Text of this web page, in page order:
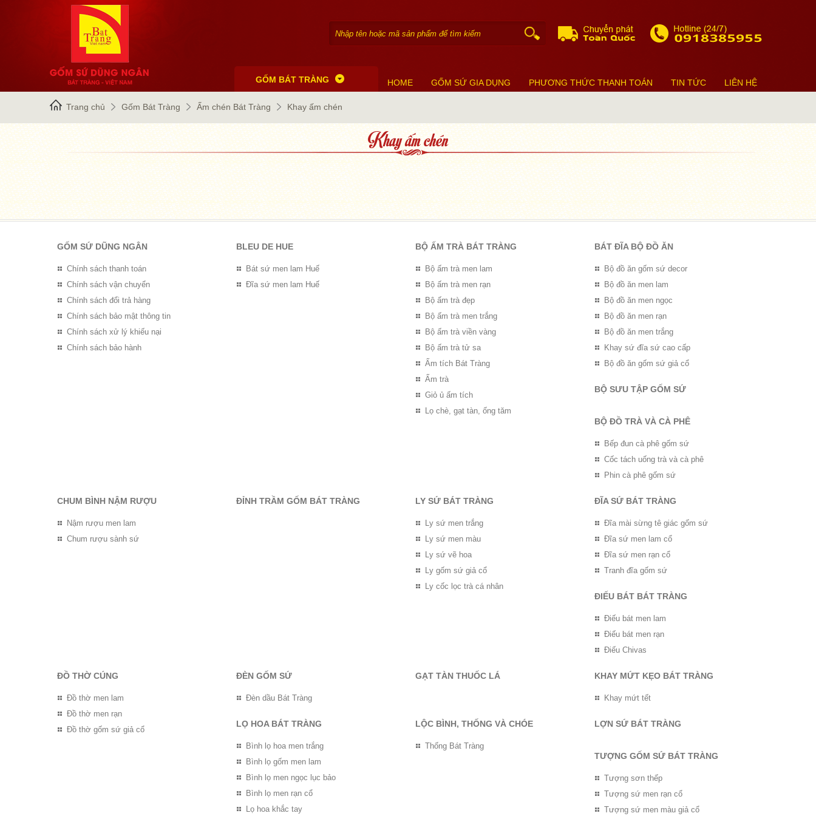
GỐM BÁT TRÀNG HOME GỐM SỨ GIA DỤNG PHƯƠNG THỨC THANH TOÁN TIN TỨC LIÊN HỆ
Trang chủ Gốm Bát Tràng Ấm chén Bát Tràng Khay ấm chén
Khay ấm chén
GỐM SỨ DŨNG NGÂN
Chính sách thanh toán
Chính sách vận chuyển
Chính sách đổi trả hàng
Chính sách bảo mật thông tin
Chính sách xử lý khiếu nại
Chính sách bảo hành
BLEU DE HUE
Bát sứ men lam Huế
Đĩa sứ men lam Huế
BỘ ẤM TRÀ BÁT TRÀNG
Bộ ấm trà men lam
Bộ ấm trà men rạn
Bộ ấm trà đẹp
Bộ ấm trà men trắng
Bộ ấm trà viền vàng
Bộ ấm trà tử sa
Ấm tích Bát Tràng
Ấm trà
Giỏ ủ ấm tích
Lọ chè, gạt tàn, ống tăm
BÁT ĐĨA BỘ ĐỒ ĂN
Bộ đồ ăn gốm sứ decor
Bộ đồ ăn men lam
Bộ đồ ăn men ngọc
Bộ đồ ăn men rạn
Bộ đồ ăn men trắng
Khay sứ đĩa sứ cao cấp
Bộ đồ ăn gốm sứ giả cổ
BỘ SƯU TẬP GỐM SỨ
BỘ ĐỒ TRÀ VÀ CÀ PHÊ
Bếp đun cà phê gốm sứ
Cốc tách uống trà và cà phê
Phin cà phê gốm sứ
CHUM BÌNH NẬM RƯỢU
Nậm rượu men lam
Chum rượu sành sứ
ĐỈNH TRẦM GỐM BÁT TRÀNG LY SỨ BÁT TRÀNG
Ly sứ men trắng
Ly sứ men màu
Ly sứ vẽ hoa
Ly gốm sứ giả cổ
Ly cốc lọc trà cá nhân
ĐĨA SỨ BÁT TRÀNG
Đĩa mài sừng tê giác gốm sứ
Đĩa sứ men lam cổ
Đĩa sứ men rạn cổ
Tranh đĩa gốm sứ
ĐIẾU BÁT BÁT TRÀNG
Điếu bát men lam
Điếu bát men rạn
Điếu Chivas
ĐỒ THỜ CÚNG
Đồ thờ men lam
Đồ thờ men rạn
Đồ thờ gốm sứ giả cổ
ĐÈN GỐM SỨ
Đèn dầu Bát Tràng
GẠT TÀN THUỐC LÁ KHAY MỨT KẸO BÁT TRÀNG
Khay mứt tết
LỌ HOA BÁT TRÀNG
Bình lọ hoa men trắng
Bình lọ gốm men lam
Bình lọ men ngọc lục bảo
Bình lọ men rạn cổ
Lọ hoa khắc tay
LỘC BÌNH, THỐNG VÀ CHÓE
Thống Bát Tràng
LỢN SỨ BÁT TRÀNG
TƯỢNG GỐM SỨ BÁT TRÀNG
Tượng sơn thếp
Tượng sứ men rạn cổ
Tượng sứ men màu giả cổ